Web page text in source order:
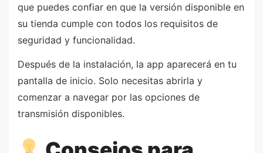
que puedes confiar en que la versión disponible en
su tienda cumple con todos los requisitos de
seguridad y funcionalidad.
Después de la instalación, la app aparecerá en tu
pantalla de inicio. Solo necesitas abrirla y
comenzar a navegar por las opciones de
transmisión disponibles.